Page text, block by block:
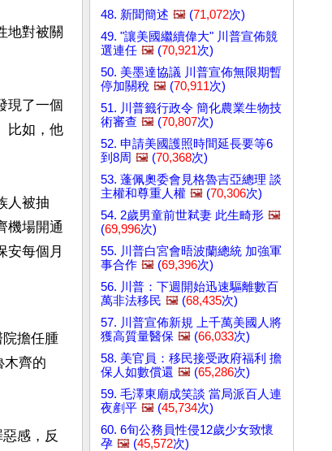
地對被關
現了一個
比如，他
人被抽
機場開通
安每個月
擔任腫
木齊的
感，反
48. 新聞簡述 🖼️ (71,072次)
49. "讓美國繼續偉大" 川普宣佈競
選連任 🖼️ (70,921次)
50. 美墨達協議 川普宣佈無限期暫
停加關稅 🖼️ (70,911次)
51. 川普籤行政令 簡化農業生物技
術審查 🖼️ (70,807次)
52. 申請美國護照時間延長要等6
到8周 🖼️ (70,368次)
53. 蓬佩奧委會見格魯吉亞總理 談
主權和尊重人權 🖼️ (70,306次)
54. 2歲男童前世弒妻 此生畸形 🖼️
(69,996次)
55. 川普白宮會晤波蘭總統 加強軍
事合作 🖼️ (69,396次)
56. 川普：下週開始迅速驅離數百
萬非法移民 🖼️ (68,435次)
57. 川普宣佈新規 上千萬美國人將
獲高質量醫保 🖼️ (66,033次)
58. 美官員：移民接受政府福利 擔
保人如數償還 🖼️ (65,286次)
59. 毛澤東廟成笑談 當局派百人連
夜剷平 🖼️ (45,734次)
60. 6旬公務員性侵12歲少女致懷
孕 🖼️ (45,572次)